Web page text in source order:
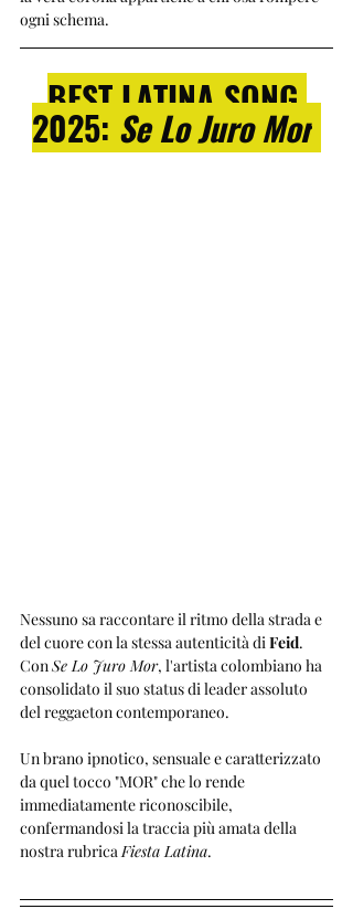
ogni schema.
BEST LATINA SONG
2025: Se Lo Juro Mor
Nessuno sa raccontare il ritmo della strada e
del cuore con la stessa autenticità di Feid.
Con Se Lo Juro Mor, l'artista colombiano ha
consolidato il suo status di leader assoluto
del reggaeton contemporaneo.
Un brano ipnotico, sensuale e caratterizzato
da quel tocco "MOR" che lo rende
immediatamente riconoscibile,
confermandosi la traccia più amata della
nostra rubrica Fiesta Latina.